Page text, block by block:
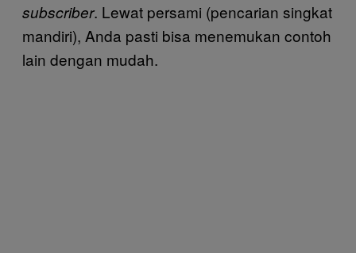
subscriber. Lewat persami (pencarian singkat
mandiri), Anda pasti bisa menemukan contoh
lain dengan mudah.